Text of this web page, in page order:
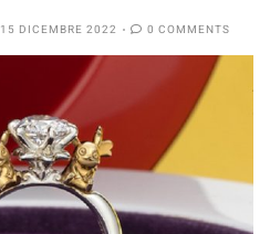
15 DICEMBRE 2022 0 COMMENTS